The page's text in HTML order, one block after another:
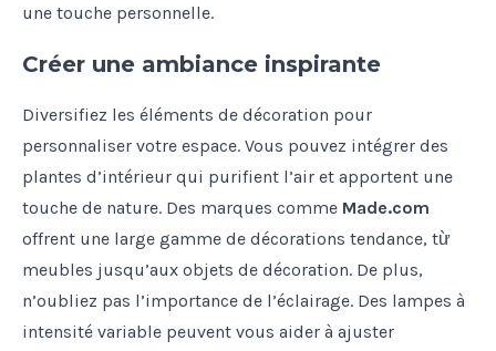
une touche personnelle.
Créer une ambiance inspirante
Diversifiez les éléments de décoration pour
personnaliser votre espace. Vous pouvez intégrer des
plantes d’intérieur qui purifient l’air et apportent une
touche de nature. Des marques comme Made.com
offrent une large gamme de décorations tendance, từ
meubles jusqu’aux objets de décoration. De plus,
n’oubliez pas l’importance de l’éclairage. Des lampes à
intensité variable peuvent vous aider à ajuster